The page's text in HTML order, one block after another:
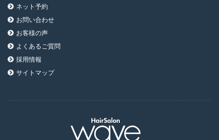
ネット予約
お問い合わせ
お客様の声
よくあるご質問
採用情報
サイトマップ